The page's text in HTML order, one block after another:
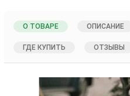
О ТОВАРЕ ОПИСАНИЕ
ГДЕ КУПИТЬ ОТЗЫВЫ